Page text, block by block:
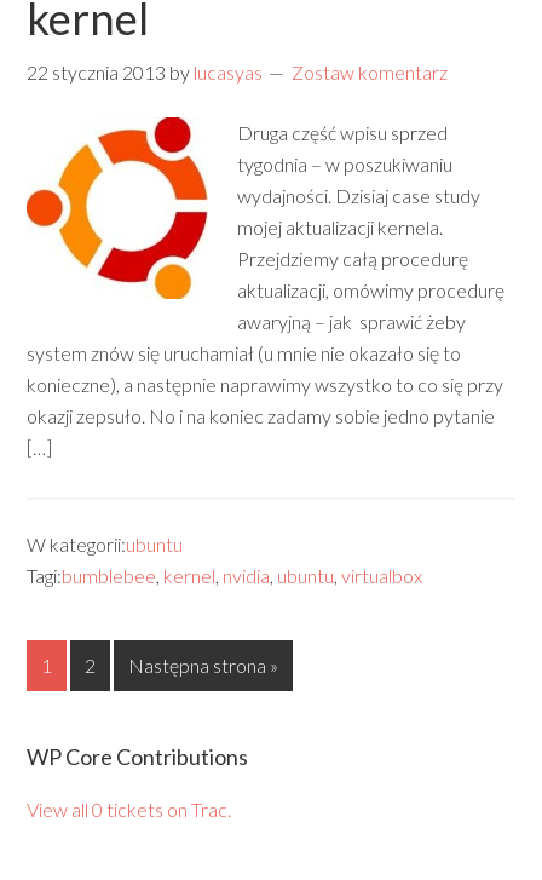
kernel
22 stycznia 2013 by lucasyas Zostaw komentarz
Druga część wpisu sprzed
tygodnia – w poszukiwaniu
wydajności. Dzisiaj case study
mojej aktualizacji kernela.
Przejdziemy całą procedurę
aktualizacji, omówimy procedurę
awaryjną – jak sprawić żeby
system znów się uruchamiał (u mnie nie okazało się to
konieczne), a następnie naprawimy wszystko to co się przy
okazji zepsuło. No i na koniec zadamy sobie jedno pytanie
[…]
W kategorii:ubuntu
Tagi:bumblebee, kernel, nvidia, ubuntu,virtualbox
1 2 Następna strona »
WP Core Contributions
View all 0 tickets on Trac.